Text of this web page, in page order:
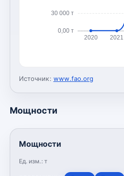
0,00 т
30 000 т
2020 2021
Источник: www.fao.org
Мощности
Мощности
Ед. изм.: т